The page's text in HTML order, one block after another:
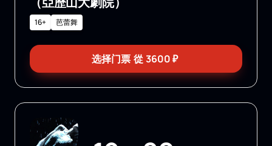
16+ 芭蕾舞
选择门票 從3600₽